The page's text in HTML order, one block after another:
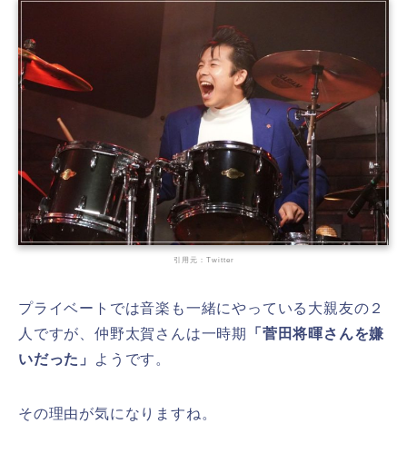
引用元：Twitter
プライベートでは音楽も一緒にやっている大親友の２
人ですが、仲野太賀さんは一時期
「菅田将暉さんを嫌
いだった」
ようです。
その理由が気になりますね。